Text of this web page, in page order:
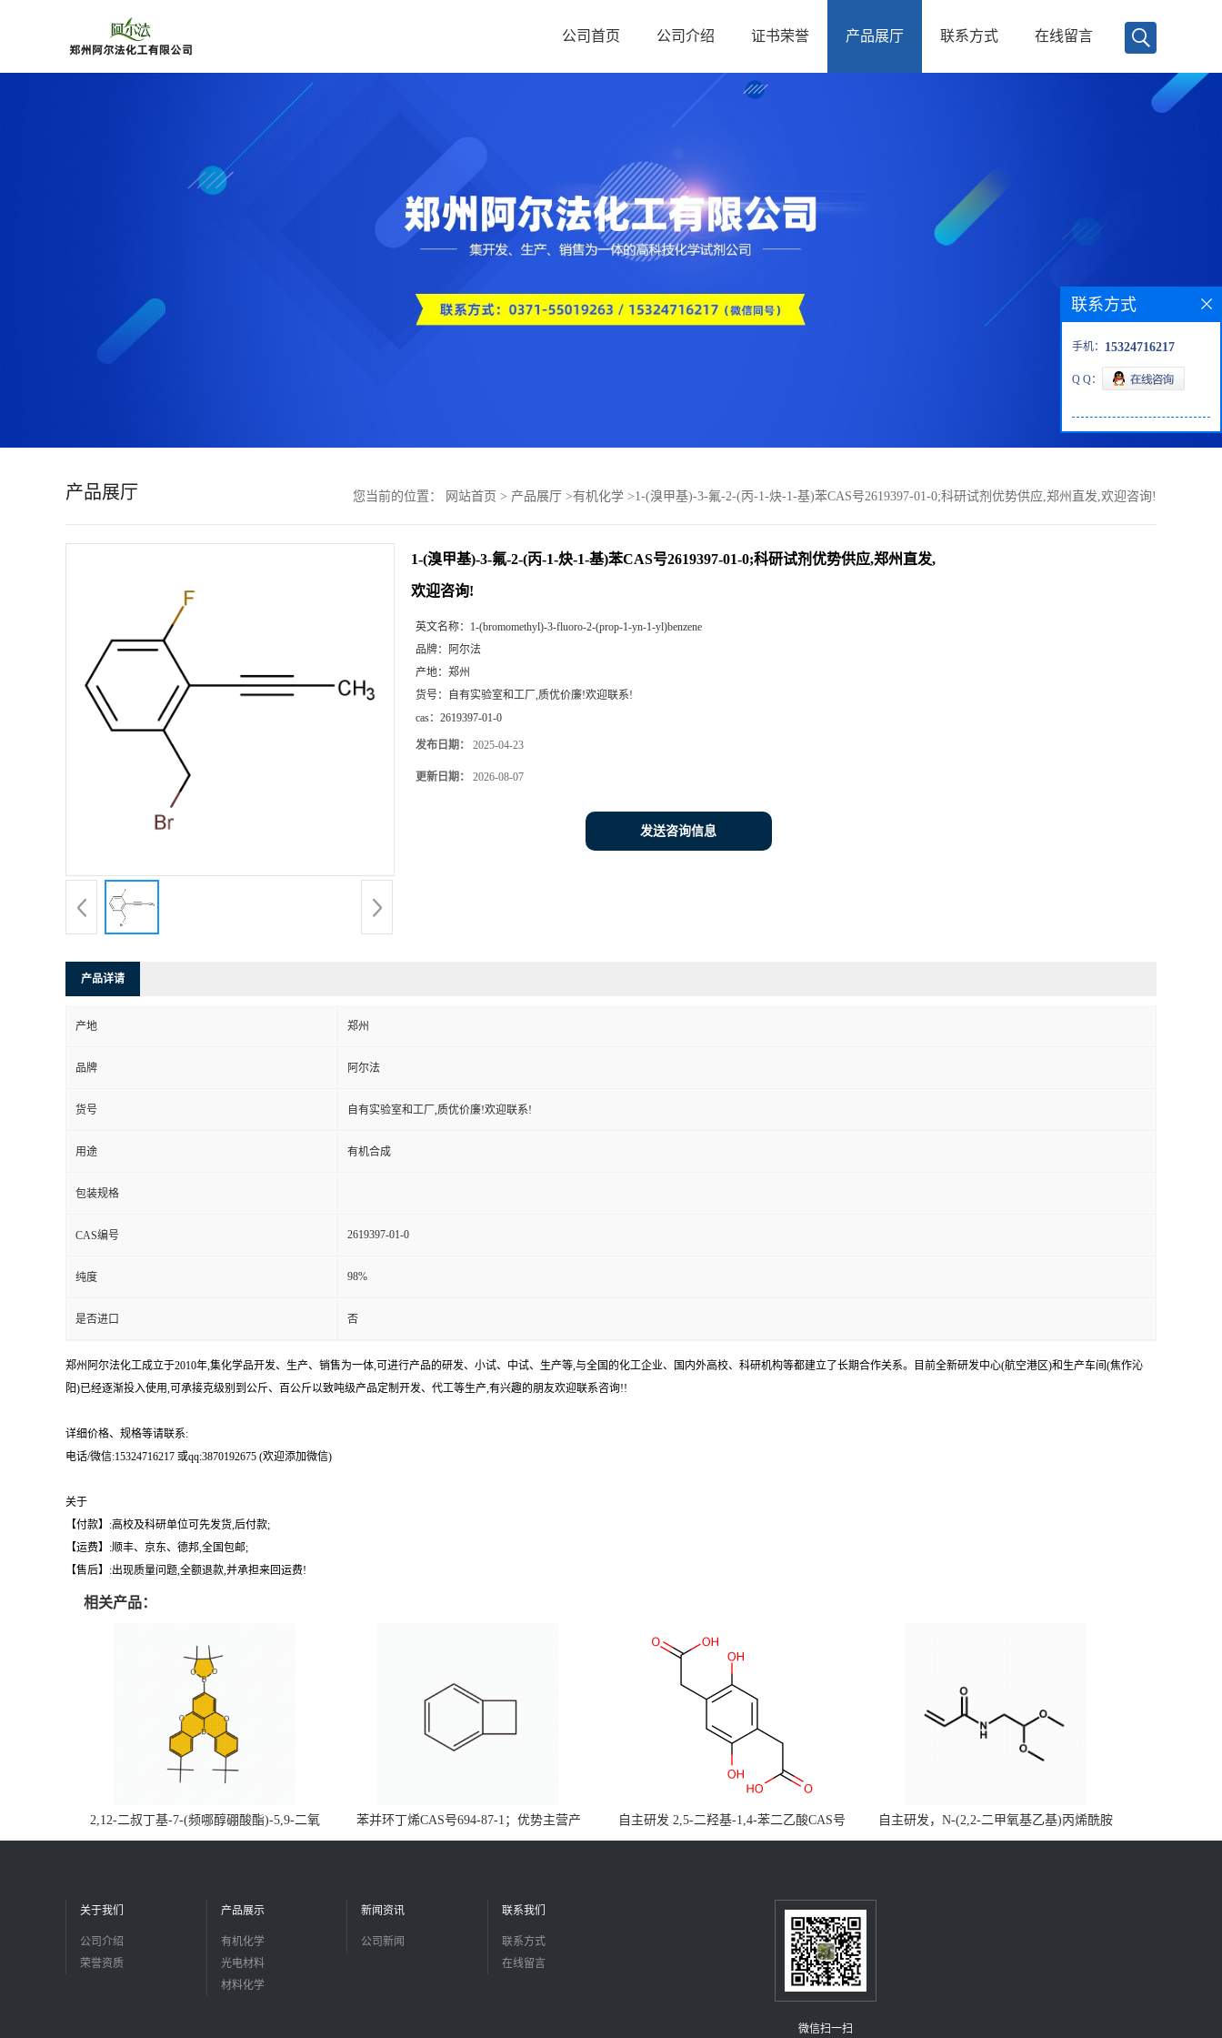
公司首页 公司介绍 证书荣誉 产品展厅 联系方式 在线留言
产品展厅 您当前的位置： 网站首页 > 产品展厅 >有机化学 >1-(溴甲基)-3-氟-2-(丙-1-炔-1-基)苯CAS号2619397-01-0;科研试剂优势供应,郑州直发,欢迎咨询!
1-(溴甲基)-3-氟-2-(丙-1-炔-1-基)苯CAS号2619397-01-0;科研试剂优势供应,郑州直发,
欢迎咨询!
英文名称： 1-(bromomethyl)-3-fluoro-2-(prop-1-yn-1-yl)benzene
品牌： 阿尔法
产地： 郑州
货号：
自有实验室和工厂,质优价廉!欢迎联系!
cas： 2619397-01-0
发布日期： 2025-04-23
更新日期： 2026-08-07
发送咨询信息
产品详请
产地 郑州
品牌 阿尔法
货号 自有实验室和工厂,质优价廉!欢迎联系!
用途 有机合成
包装规格
CAS编号 2619397-01-0
纯度 98%
是否进口 否
郑州阿尔法化工成立于2010年,集化学品开发、生产、销售为一体,可进行产品的研发、小试、中试、生产等,与全国的化工企业、国内外高校、科研机构等都建立了长期合作关系。目前全新研发中心(航空港区)和生产车间(焦作沁
阳)已经逐渐投入使用,可承接克级别到公斤、百公斤以致吨级产品定制开发、代工等生产,有兴趣的朋友欢迎联系咨询!!
详细价格、规格等请联系:
电话/微信:15324716217 或qq:3870192675 (欢迎添加微信)
关于
【付款】:高校及科研单位可先发货,后付款;
【运费】:顺丰、京东、德邦,全国包邮;
【售后】:出现质量问题,全额退款,并承担来回运费!
相关产品：
2,12-二叔丁基-7-(频哪醇硼酸酯)-5,9-二氧
杂-13b-硼萘并[3,2,1-de]蒽CAS号2648896-
苯并环丁烯CAS号694-87-1；优势主营产
品，现货直发，大小包装均可
自主研发 2,5-二羟基-1,4-苯二乙酸CAS号
5488-16-4；公斤级现货优势供应，质量保
自主研发，N-(2,2-二甲氧基乙基)丙烯酰胺
CAS号49707-23-5；丙烯酰胺类单体优势供
联系方式
手机： 15324716217
Q Q：
关于我们
公司介绍
荣誉资质
产品展示
有机化学
光电材料
材料化学
新闻资讯
公司新闻
联系我们
联系方式
在线留言
微信扫一扫